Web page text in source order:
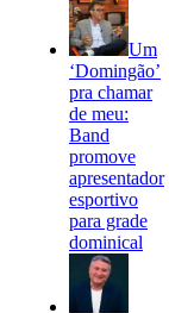
Um
‘Domingão’
pra chamar
de meu:
Band
promove
apresentador
esportivo
para grade
dominical